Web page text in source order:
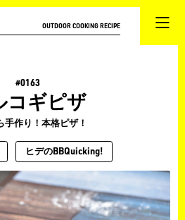
OUTDOOR COOKING RECIPE
#0163
コギピザ
手作り！本格ピザ！
ヒデのBBQuicking!